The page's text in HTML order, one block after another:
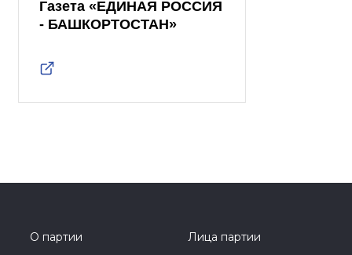
Газета «ЕДИНАЯ РОССИЯ
- БАШКОРТОСТАН»
О партии
Лица партии